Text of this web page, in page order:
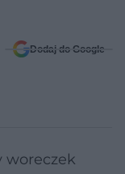
Dodaj do Google
woreczek